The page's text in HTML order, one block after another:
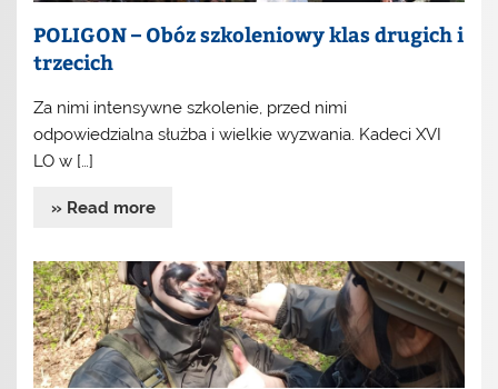
POLIGON – Obóz szkoleniowy klas drugich i
trzecich
Za nimi intensywne szkolenie, przed nimi
odpowiedzialna służba i wielkie wyzwania. Kadeci XVI
LO w […]
» Read more